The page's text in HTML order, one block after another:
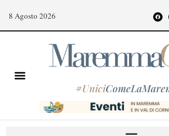
8 Agosto 2026
#Unici